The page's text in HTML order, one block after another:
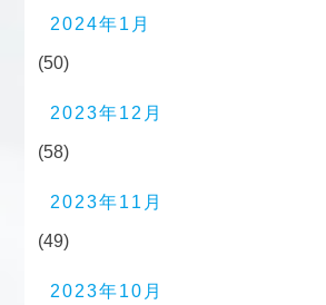
2024年1月
(50)
2023年12月
(58)
2023年11月
(49)
2023年10月